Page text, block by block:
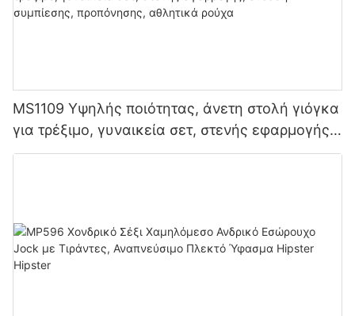
MS1109 Υψηλής ποιότητας, άνετη στολή γιόγκα
για τρέξιμο, γυναικεία σετ, στενής εφαρμογής,
ένδυση συμπίεσης, προπόνησης, αθλητικά